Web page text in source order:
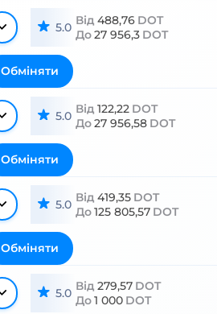
5.0 Від 488,76 DOT
До27 956,3 DOT
Обміняти
5.0 Від 122,22 DOT
До27 956,58 DOT
Обміняти
5.0 Від 419,35 DOT
До125 805,57 DOT
Обміняти
5.0 Від 279,57 DOT
До1 000 DOT